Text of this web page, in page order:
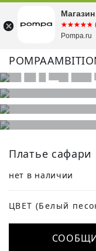
POMPA КУПИТЬ
Платье сафари
нет в наличии
ЦВЕТ (Белый
☆☆☆☆☆
★★★★★
Pompa.ru